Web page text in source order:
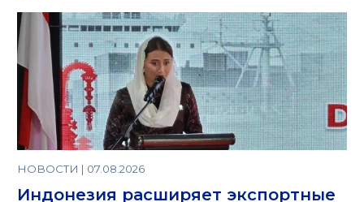
НОВОСТИ | 07.08.2026
Индонезия расширяет экспортные